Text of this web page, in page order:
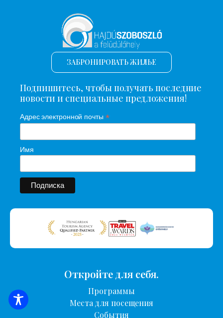
ПОИСК ЖИЛЬЯ
ЗАБРОНИРОВАТЬ ЖИЛЬЕ
Подпишитесь, чтобы получать последние
новости и специальные предложения!
Адрес электронной почты *
Имя
Откройте для себя.
Программы
Места для посещения
События